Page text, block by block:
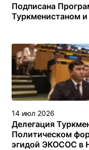
Подписана
Туркменистаном
14 июл 2026
Делегация
Политическом
эгидой ЭКОСОС в